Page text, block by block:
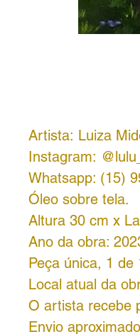
Artista: Luiza
Instagram:
Whatsapp: (15)
Óleo sobre tela.
Altura 30 cm x
Ano da obra:
Peça única, 1 de
Local atual da
O artista recebe
Envio